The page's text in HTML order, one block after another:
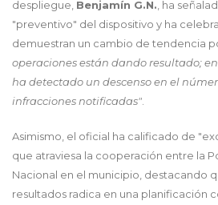
despliegue, Benjamín G.N. , ha
"preventivo" del dispositivo y ha
demuestran un cambio de tendencia
operaciones están dando resultado;
ha detectado un descenso en el
infracciones notificadas"
Asimismo, el oficial ha calificado de
que atraviesa la cooperación entre la
Nacional en el municipio, destacando
resultados radica en una planificación